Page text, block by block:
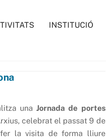
INSTITUCIÓ
unaJornada de portes
celebrat el passat 9 de
la visita de forma lliure